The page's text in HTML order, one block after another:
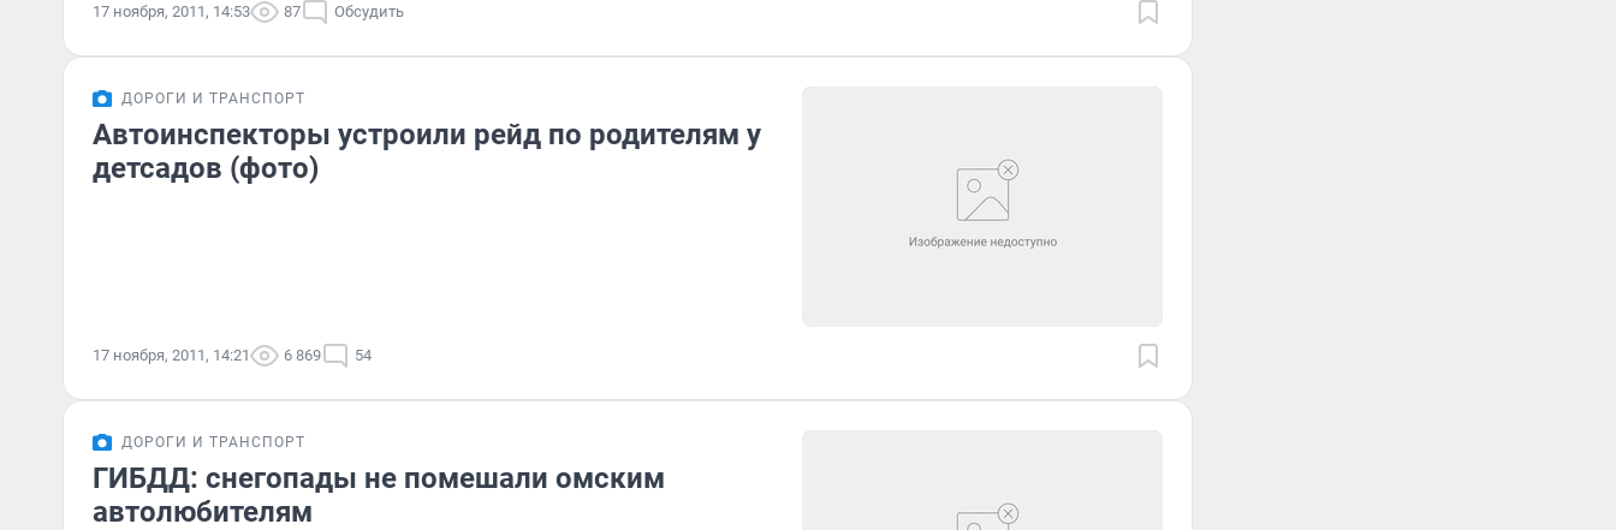
17 ноября, 2011, 14:53 87 Обсудить
ДОРОГИ И ТРАНСПОРТ
Автоинспекторы устроили рейд по родителям у
детсадов (фото)
17 ноября, 2011, 14:21 6 869 54
ДОРОГИ И ТРАНСПОРТ
ГИБДД: снегопады не помешали омским
автолюбителям